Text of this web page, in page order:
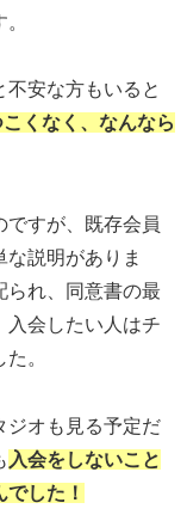
安な方もいると
くなく、なんなら
ですが、既存会員
説明がありま
られ、同意書の最
入会したい人はチ
。
ジオも見る予定だ
入会をしないこと
した！